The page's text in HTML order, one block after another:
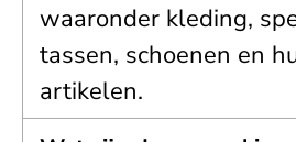
waaronder kleding,
tassen, schoenen en
artikelen.